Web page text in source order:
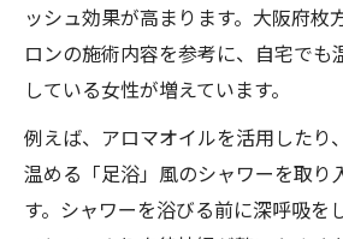
温活シャワーでリラック
温活を楽しむための自宅
温活なら自宅シャワーでも体質
温活で自宅シャワーを体
る
温活シャワーで叶える毎
ッシュ効果が高まります。大阪府枚
ロンの施術内容を参考に、自宅でも
している女性が増えています。
例えば、アロマオイルを活用したり
温める「足浴」風のシャワーを取り
す。シャワーを浴びる前に深呼吸を